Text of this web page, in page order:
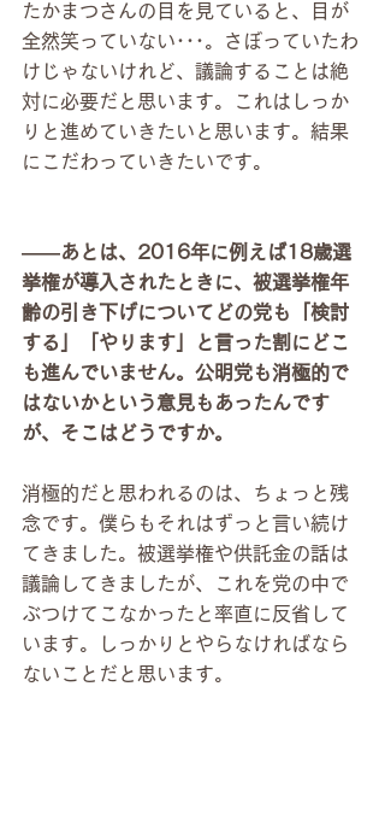
たかまつさんの目を見ていると、目が
全然笑っていない･･･。さぼっていたわ
けじゃないけれど、議論することは絶
対に必要だと思います。これはしっか
りと進めていきたいと思います。結果
にこだわっていきたいです。
――あとは、2016年に例えば18歳選
挙権が導入されたときに、被選挙権年
齢の引き下げについてどの党も「検討
する」「やります」と言った割にどこ
も進んでいません。公明党も消極的で
はないかという意見もあったんです
が、そこはどうですか。
消極的だと思われるのは、ちょっと残
念です。僕らもそれはずっと言い続け
てきました。被選挙権や供託金の話は
議論してきましたが、これを党の中で
ぶつけてこなかったと率直に反省して
います。しっかりとやらなければなら
ないことだと思います。